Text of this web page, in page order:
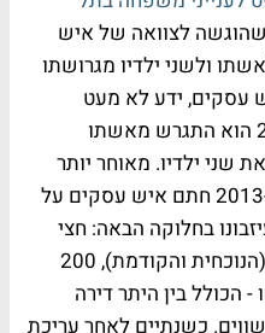
לצוואה של איש
ולשני ילדיו מגרושתו
עסקים, ידע לא מעט
מהפכים לאורך כל חייו. ב-2006 הוא התגרש מאשתו
שני ילדיו. מאוחר יותר
הוא הכיר את אשתו השנייה. ב-2013 חתם איש עסקים על
בחלוקה הבאה: חצי
מיליון דולר לכל אחת מנשותיו (הנוכחית והקודמת), 200
הכולל בין היתר דירה
כשנתיים לאחר עריכת